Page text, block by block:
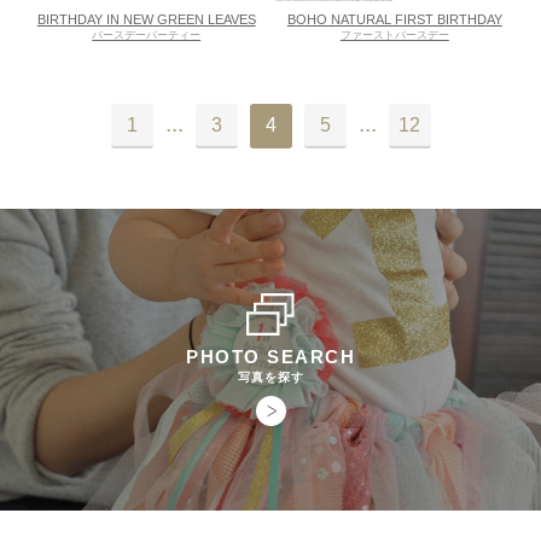
BIRTHDAY IN NEW GREEN LEAVES
バースデーパーティー
BOHO NATURAL FIRST BIRTHDAY
ファーストバースデー
1 ... 3 4 5 ... 12
PHOTO SEARCH
写真を探す